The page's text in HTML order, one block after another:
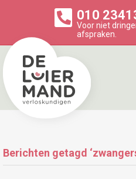
010
Voor niet
afspraken.
Berichten getagd